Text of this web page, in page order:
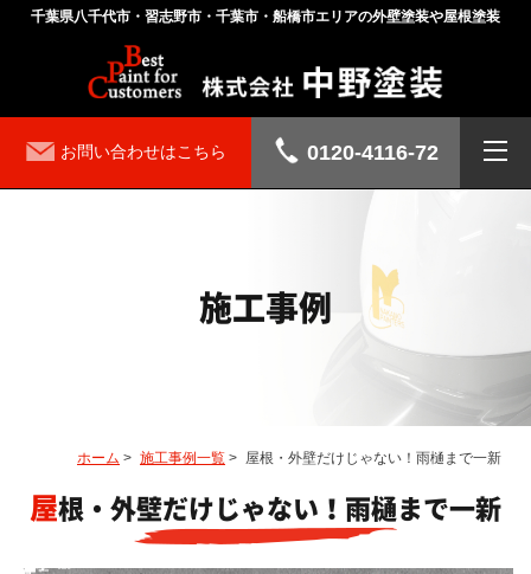
千葉県八千代市・習志野市・千葉市・船橋市エリアの外壁塗装や屋根塗装
お問い合わせはこちら 0120-4116-72
施工事例
ホーム > 施工事例一覧 > 屋根・外壁だけじゃない！雨樋まで一新
屋根・外壁だけじゃない！雨樋まで一新